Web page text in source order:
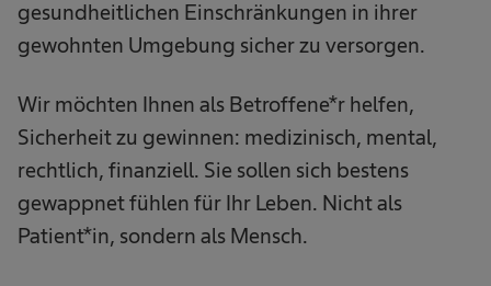
gesundheitlichen Einschränkungen in ihrer
gewohnten Umgebung sicher zu versorgen.
Wir möchten Ihnen als Betroffene*r helfen,
Sicherheit zu gewinnen: medizinisch, mental,
rechtlich, finanziell. Sie sollen sich bestens
gewappnet fühlen für Ihr Leben. Nicht als
Patient*in, sondern als Mensch.